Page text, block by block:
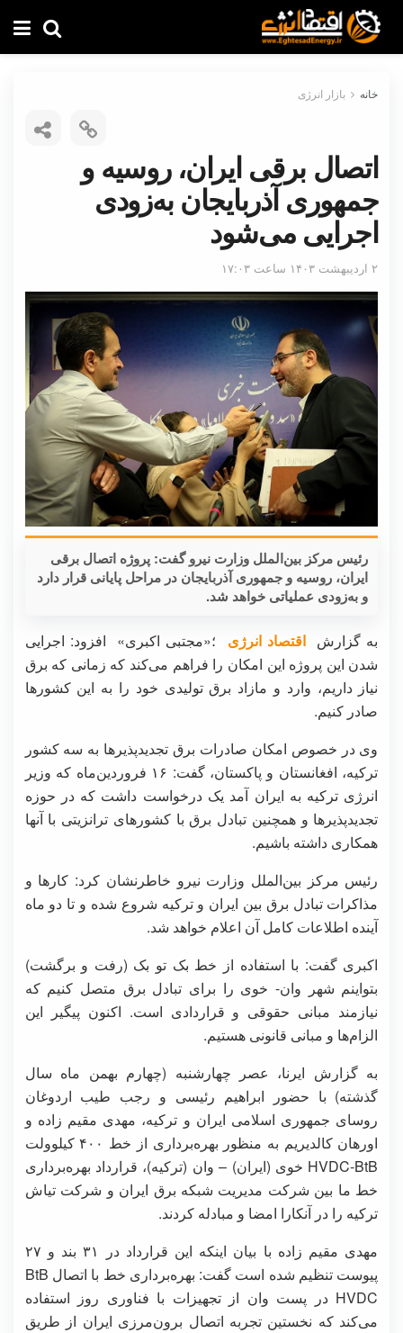
خانه بازار انرژی
اتصال برقی ایران، روسیه و
جمهوری آذربایجان به‌زودی
اجرایی می‌شود
۲ اردیبهشت ۱۴۰۳ ساعت ۱۷:۰۳
رئیس مرکز بین‌الملل وزارت نیرو گفت: پروژه اتصال برقی
ایران، روسیه و جمهوری آذربایجان در مراحل پایانی قرار دارد
و به‌زودی عملیاتی خواهد شد.
به گزارشاقتصاد انرژی ؛«مجتبی اکبری» افزود: اجرایی
شدن این پروژه این امکان را فراهم می‌کند که زمانی که برق
نیاز داریم، وارد و مازاد برق تولیدی خود را به این کشورها
صادر کنیم.
وی در خصوص امکان صادرات برق تجدیدپذیرها به سه کشور
ترکیه، افغانستان و پاکستان، گفت: ۱۶ فروردین‌ماه که وزیر
انرژی ترکیه به ایران آمد یک درخواست داشت که در حوزه
تجدیدپذیرها و همچنین تبادل برق با کشورهای ترانزیتی با آنها
همکاری داشته باشیم.
رئیس مرکز بین‌الملل وزارت نیرو خاطرنشان کرد: کارها و
مذاکرات تبادل برق بین ایران و ترکیه شروع شده و تا دو ماه
آینده اطلاعات کامل آن اعلام خواهد شد.
اکبری گفت: با استفاده از خط بک تو بک (رفت و برگشت)
بتواینم شهر وان- خوی را برای تبادل برق متصل کنیم که
نیازمند مبانی حقوقی و قراردادی است. اکنون پیگیر این
الزام‌ها و مبانی قانونی هستیم.
به گزارش ایرنا، عصر چهارشنبه (چهارم بهمن ماه سال
گذشته) با حضور ابراهیم رئیسی و رجب طیب اردوغان
روسای جمهوری اسلامی ایران و ترکیه، مهدی مقیم زاده و
اورهان کالدیریم به منظور بهره‌برداری از خط ۴۰۰ کیلوولت
HVDC-BtB خوی (ایران) – وان (ترکیه)، قرارداد بهره‌برداری
خط ما بین شرکت مدیریت شبکه برق ایران و شرکت تیاش
ترکیه را در آنکارا امضا و مبادله کردند.
مهدی مقیم زاده با بیان اینکه این قرارداد در ۳۱ بند و ۲۷
پیوست تنظیم شده است گفت: بهره‌برداری خط با اتصال BtB
HVDC در پست وان از تجهیزات با فناوری روز استفاده
می‌کند که نخستین تجربه اتصال برون‌مرزی ایران از طریق